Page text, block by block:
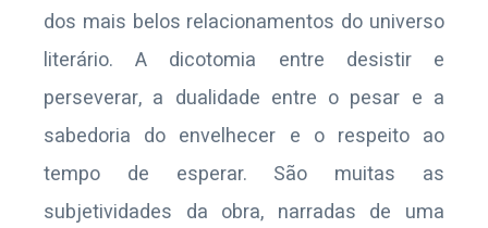
dos mais belos relacionamentos do universo
literário. A dicotomia entre desistir e
perseverar, a dualidade entre o pesar e a
sabedoria do envelhecer e o respeito ao
tempo de esperar. São muitas as
subjetividades da obra, narradas de uma